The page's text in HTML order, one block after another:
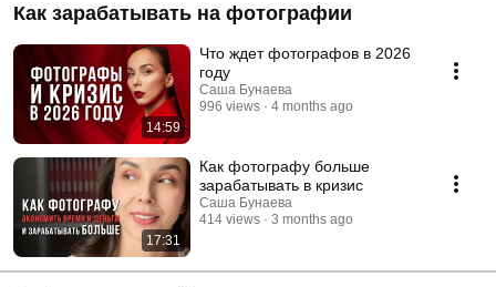
Как зарабатывать на фотографии
14:59
Что ждет фотографов в 2026
году
Саша Бунаева
996 views
4 months ago
17:31
Как фотографу больше
зарабатывать в кризис
Саша Бунаева
414 views
3 months ago